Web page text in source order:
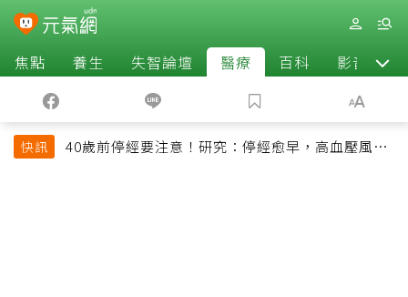
焦點 養生 失智論壇 醫療 百科 影音
快訊
40歲前停經要注意！研究：停經愈早，高血壓風險